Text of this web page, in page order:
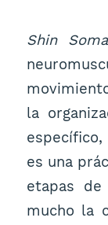
Shin
la
es una
etapas
mucho la